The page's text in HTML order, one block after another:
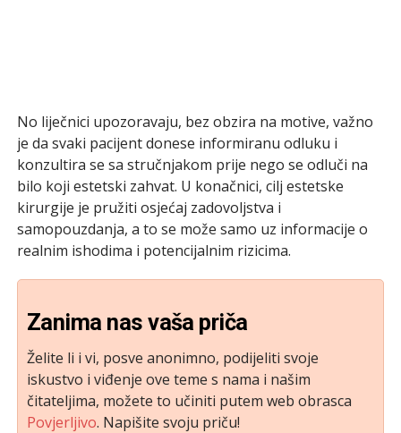
No liječnici upozoravaju, bez obzira na motive, važno
je da svaki pacijent donese informiranu odluku i
konzultira se sa stručnjakom prije nego se odluči na
bilo koji estetski zahvat. U konačnici, cilj estetske
kirurgije je pružiti osjećaj zadovoljstva i
samopouzdanja, a to se može samo uz informacije o
realnim ishodima i potencijalnim rizicima.
Zanima nas vaša priča
Želite li i vi, posve anonimno, podijeliti svoje
iskustvo i viđenje ove teme s nama i našim
čitateljima, možete to učiniti putem web obrasca
Povjerljivo. Napišite svoju priču!